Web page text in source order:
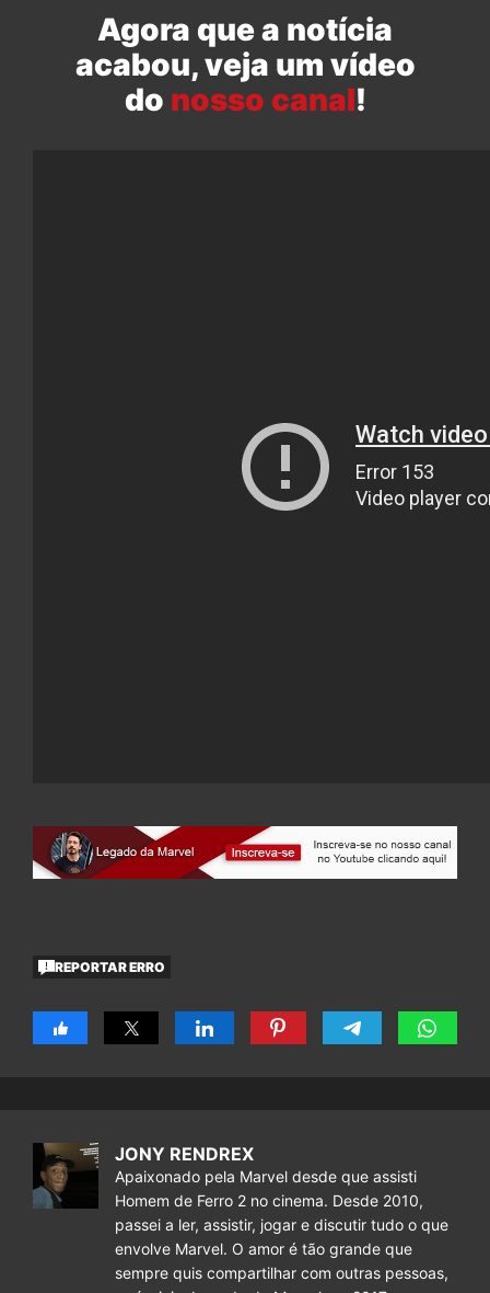
Agora que a notícia
acabou, veja um vídeo
do nosso canal!
REPORTAR ERRO
JONY RENDREX
Apaixonado pela Marvel desde que assisti
Homem de Ferro 2 no cinema. Desde 2010,
passei a ler, assistir, jogar e discutir tudo o que
envolve Marvel. O amor é tão grande que
sempre quis compartilhar com outras pessoas,